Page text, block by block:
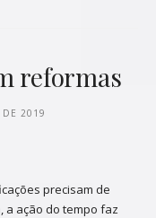
reformas
2019
precisam de
a ação do tempo faz